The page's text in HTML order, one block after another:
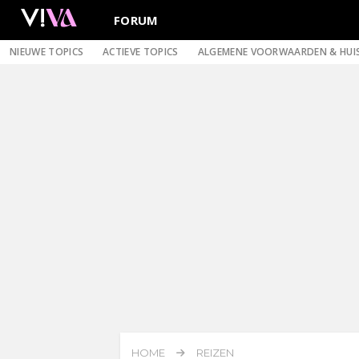
FORUM
NIEUWE TOPICS ACTIEVE TOPICS ALGEMENE VOORWAARDEN &
HOME REIZEN